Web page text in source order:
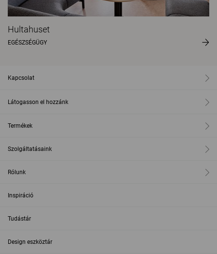
Hultahuset
EGÉSZSÉGÜGY
Kapcsolat
Látogasson el hozzánk
Termékek
Szolgáltatásaink
Rólunk
Inspiráció
Tudástár
Design eszköztár